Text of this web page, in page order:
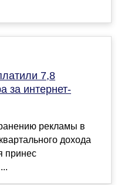
7,8
за интернет-
рекламы в
дохода
принес